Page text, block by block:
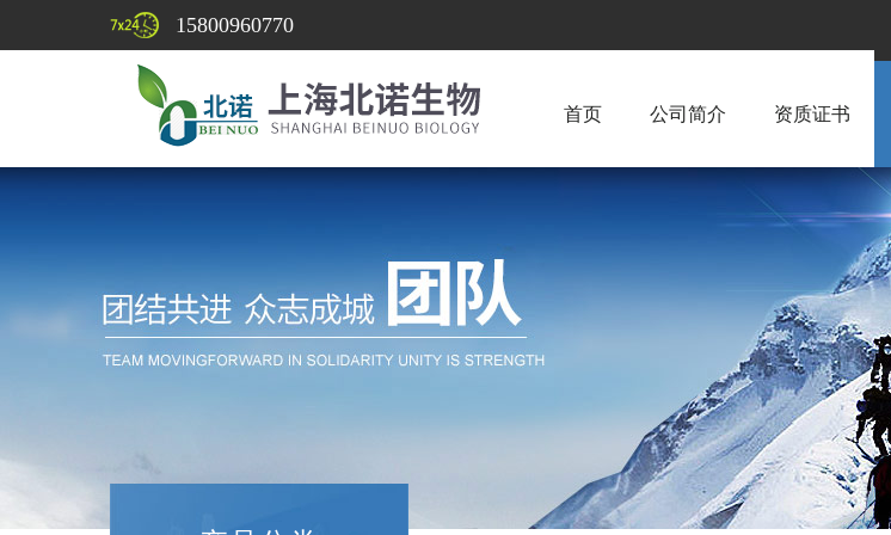
15800960770
首页 公司简介 资质证书